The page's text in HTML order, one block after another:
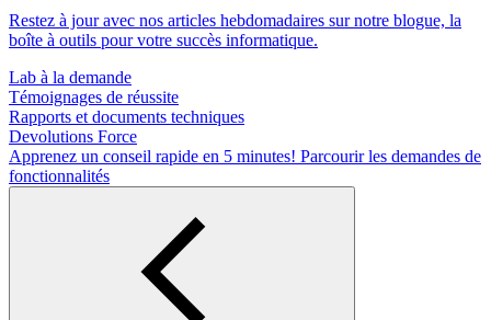
Restez à jour avec nos articles hebdomadaires sur notre blogue, la
boîte à outils pour votre succès informatique.
Lab à la demande
Témoignages de réussite
Rapports et documents techniques
Devolutions Force
Apprenez un conseil rapide en 5 minutes! Parcourir les demandes de
fonctionnalités